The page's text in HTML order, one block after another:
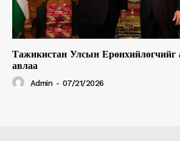
Тажикистан Улсын Ерөнхийлөгчийг
авлаа
Admin - 07/21/2026